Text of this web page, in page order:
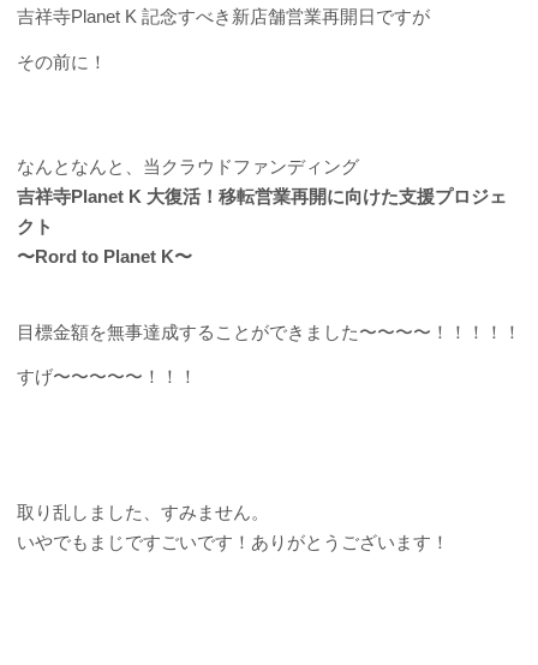
吉祥寺Planet K 記念すべき新店舗営業再開日ですが
その前に！
なんとなんと、当クラウドファンディング
吉祥寺Planet K 大復活！移転営業再開に向けた支援プロジェ
クト
〜Rord to Planet K〜
目標金額を無事達成することができました〜〜〜〜！！！！！
すげ〜〜〜〜〜！！！
取り乱しました、すみません。
いやでもまじですごいです！ありがとうございます！